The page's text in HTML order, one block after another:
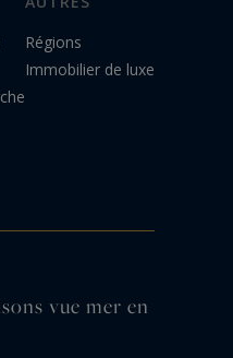
Régions
Immobilier de luxe
vue mer en